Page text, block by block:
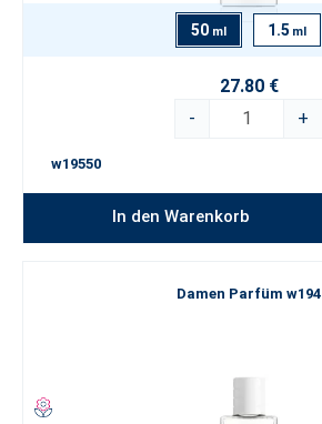
50 ml 1.5 ml
27.80 €
-
+
w19550
In den Warenkorb
Damen Parfüm w194